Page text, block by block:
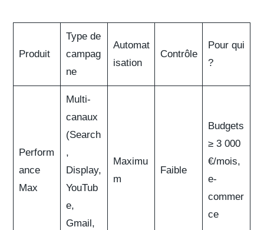
Produit
Type de
campag
ne
Automat
isation
Contrôle
Pour qui
?
Perform
ance
Max
Multi-
canaux
(Search
,
Display,
YouTub
e,
Gmail,
Maximu
m
Faible
Budgets
≥ 3 000
€/mois,
e-
commer
ce